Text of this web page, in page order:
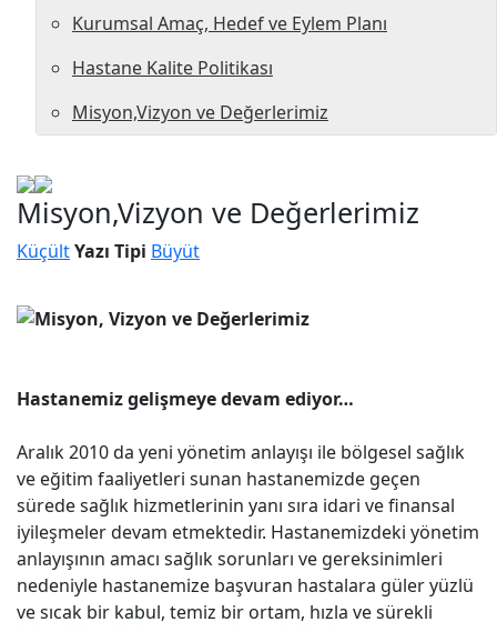
Kurumsal Amaç, Hedef ve Eylem Planı
Hastane Kalite Politikası
Misyon,Vizyon ve Değerlerimiz
Misyon,Vizyon ve Değerlerimiz
KüçültYazı Tipi Büyüt
Hastanemiz gelişmeye devam ediyor…
Aralık 2010 da yeni yönetim anlayışı ile bölgesel sağlık
ve eğitim faaliyetleri sunan hastanemizde geçen
sürede sağlık hizmetlerinin yanı sıra idari ve finansal
iyileşmeler devam etmektedir. Hastanemizdeki yönetim
anlayışının amacı sağlık sorunları ve gereksinimleri
nedeniyle hastanemize başvuran hastalara güler yüzlü
ve sıcak bir kabul, temiz bir ortam, hızla ve sürekli